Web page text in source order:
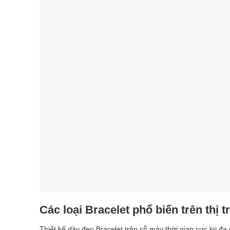
Các loại Bracelet phổ biến trên thị